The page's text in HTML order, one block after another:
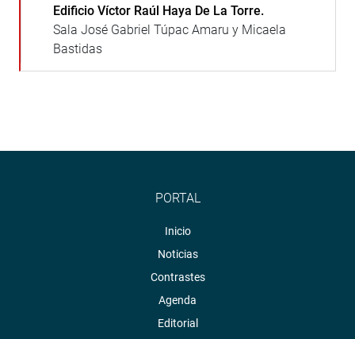
Edificio Víctor Raúl Haya De La Torre.
Sala José Gabriel Túpac Amaru y Micaela
Bastidas
PORTAL
Inicio
Noticias
Contrastes
Agenda
Editorial